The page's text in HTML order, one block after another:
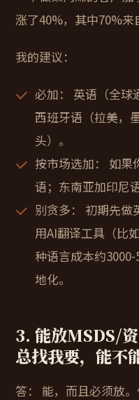
涨了40%，其中70%来
我的建议：
必加：
英语（全球
西班牙语（拉美，
头）。
按市场选加：
如果
语；东南亚加印尼
别贪多：
初期先做
用AI翻译工具（比
种语言成本约
地化。
3. 能放MSDS/
总找我要，能不
答：
能，而且必须放